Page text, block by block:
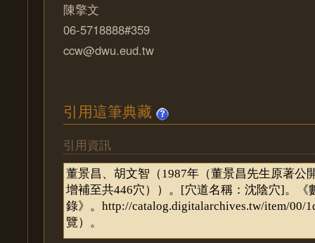
陳擎文
06-5718888#359
ccw@dwu.eud.tw
引用這筆典藏
引用資訊